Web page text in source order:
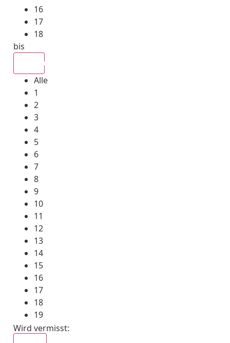
16
17
18
bis
Alle
1
2
3
4
5
6
7
8
9
10
11
12
13
14
15
16
17
18
19
Wird vermisst: